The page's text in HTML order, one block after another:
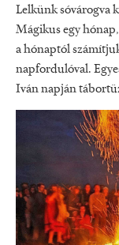
Lelkünk sóvárogva
Mágikus egy
a hónaptól
napfordulóval.
Iván napján